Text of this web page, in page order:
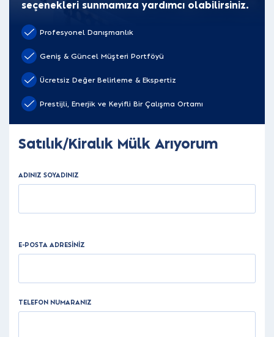
seçenekleri sunmamıza yardımcı olabilirsiniz.
Profesyonel Danışmanlık
Geniş & Güncel Müşteri Portföyü
Ücretsiz Değer Belirleme & Ekspertiz
Prestijli, Enerjik ve Keyifli Bir Çalışma Ortamı
Satılık/Kiralık Mülk Arıyorum
ADINIZ SOYADINIZ
E-POSTA ADRESİNİZ
TELEFON NUMARANIZ